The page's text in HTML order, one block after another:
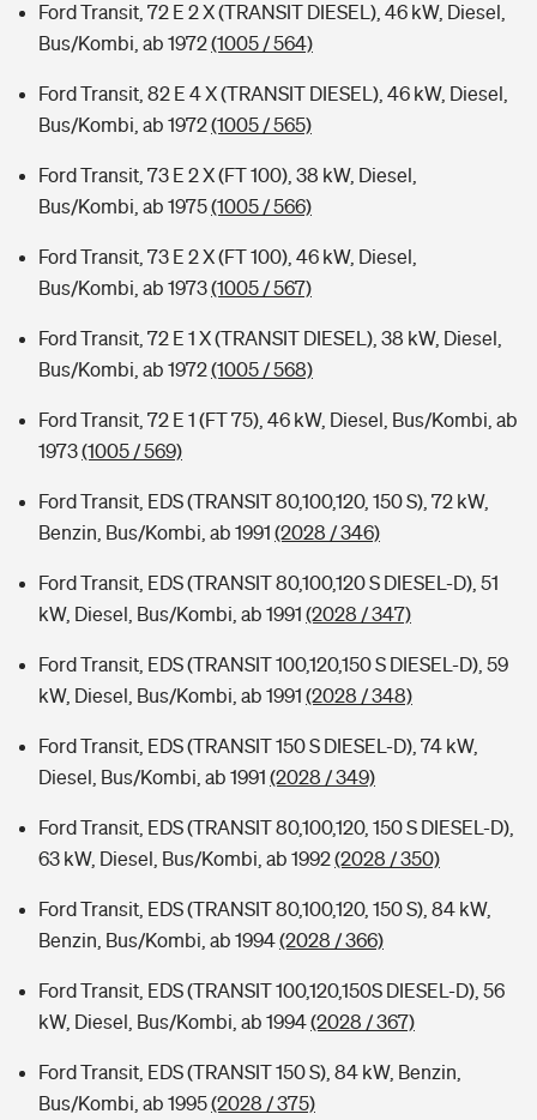
Ford Transit, 72 E 2 X (TRANSIT DIESEL), 46 kW, Diesel,
Bus/Kombi, ab 1972(1005 / 564)
Ford Transit, 82 E 4 X (TRANSIT DIESEL), 46 kW, Diesel,
Bus/Kombi, ab 1972(1005 / 565)
Ford Transit, 73 E 2 X (FT 100), 38 kW, Diesel,
Bus/Kombi, ab 1975(1005 / 566)
Ford Transit, 73 E 2 X (FT 100), 46 kW, Diesel,
Bus/Kombi, ab 1973(1005 / 567)
Ford Transit, 72 E 1 X (TRANSIT DIESEL), 38 kW, Diesel,
Bus/Kombi, ab 1972(1005 / 568)
Ford Transit, 72 E 1 (FT 75), 46 kW, Diesel, Bus/Kombi, ab
1973(1005 / 569)
Ford Transit, EDS (TRANSIT 80,100,120, 150 S), 72 kW,
Benzin, Bus/Kombi, ab 1991 (2028 / 346)
Ford Transit, EDS (TRANSIT 80,100,120 S DIESEL-D), 51
kW, Diesel, Bus/Kombi, ab 1991 (2028 / 347)
Ford Transit, EDS (TRANSIT 100,120,150 S DIESEL-D), 59
kW, Diesel, Bus/Kombi, ab 1991 (2028 / 348)
Ford Transit, EDS (TRANSIT 150 S DIESEL-D), 74 kW,
Diesel, Bus/Kombi, ab 1991 (2028 / 349)
Ford Transit, EDS (TRANSIT 80,100,120, 150 S DIESEL-D),
63 kW, Diesel, Bus/Kombi, ab 1992(2028 / 350)
Ford Transit, EDS (TRANSIT 80,100,120, 150 S), 84 kW,
Benzin, Bus/Kombi, ab 1994(2028 / 366)
Ford Transit, EDS (TRANSIT 100,120,150S DIESEL-D), 56
kW, Diesel, Bus/Kombi, ab 1994(2028 / 367)
Ford Transit, EDS (TRANSIT 150 S), 84 kW, Benzin,
Bus/Kombi, ab 1995(2028 / 375)